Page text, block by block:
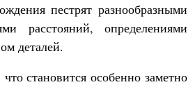
пестрят разнообразными
расстояний, определениями
деталей.
становится особенно заметно